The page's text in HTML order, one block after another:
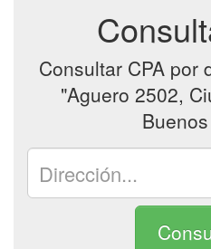
Consultar CPA por
"Aguero 2502,